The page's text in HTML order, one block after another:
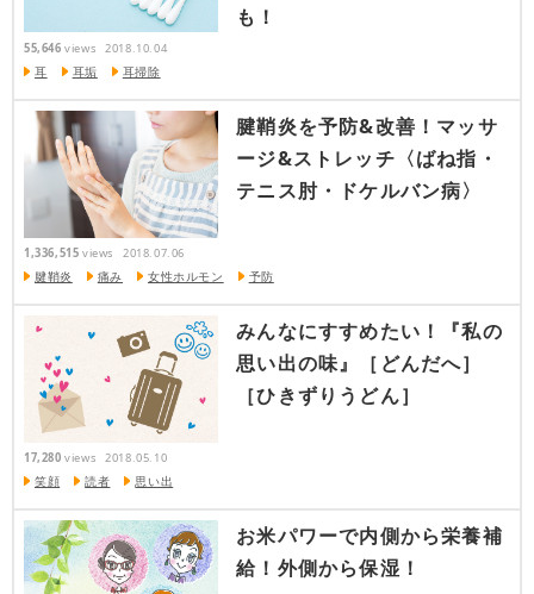
も！
55,646 views 2018.10.04
耳 耳垢 耳掃除
腱鞘炎を予防&改善！マッサ
ージ&ストレッチ〈ばね指・
テニス肘・ドケルバン病〉
1,336,515 views 2018.07.06
腱鞘炎 痛み 女性ホルモン 予防
みんなにすすめたい！『私の
思い出の味』［どんだへ］
［ひきずりうどん］
17,280 views 2018.05.10
笑顔 読者 思い出
お米パワーで内側から栄養補
給！外側から保湿！